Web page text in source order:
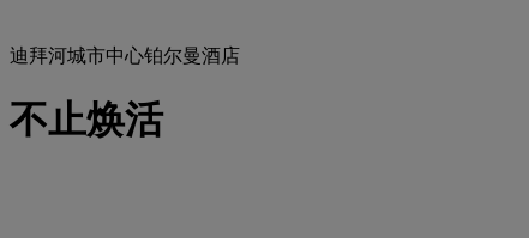
迪拜河城市中心铂尔曼酒店
不止焕活